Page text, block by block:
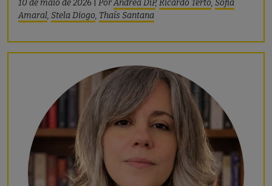
10 de maio de 2026 PorAndrea DiP, Ricardo Terto, Sofia
Amaral, Stela Diogo, Thaís Santana